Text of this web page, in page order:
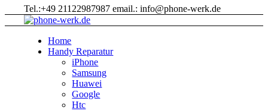
Tel.:+49 21122987987 email.: info@phone-werk.de
Home
Handy Reparatur
iPhone
Samsung
Huawei
Google
Htc